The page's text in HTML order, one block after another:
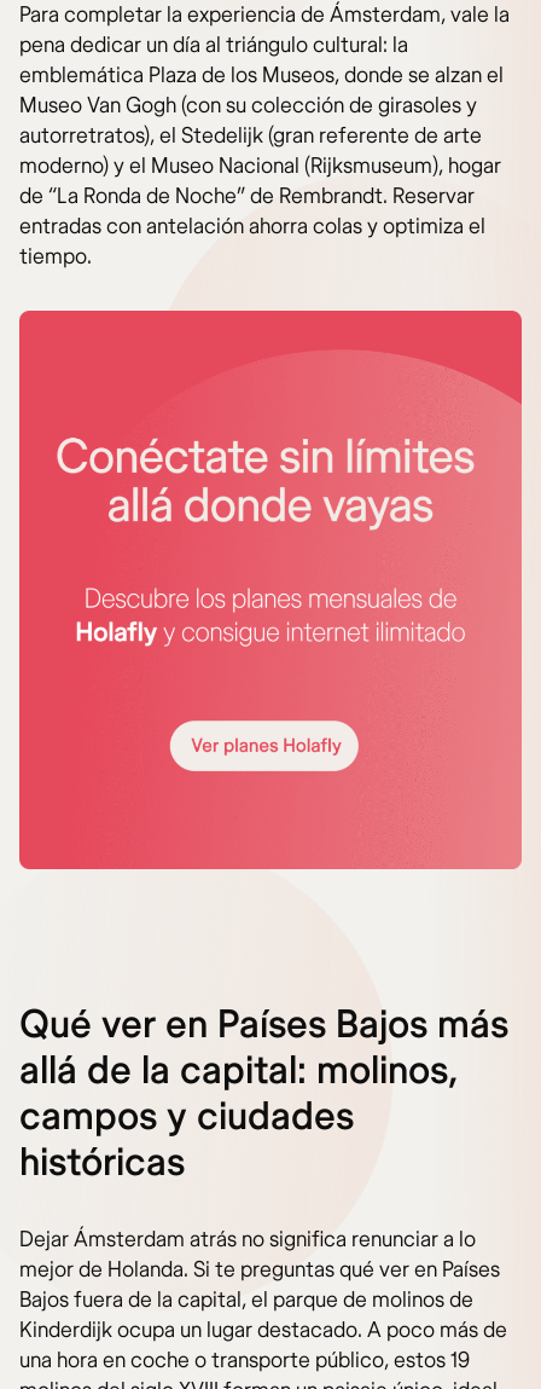
Para completar la experiencia de Ámsterdam, vale la
pena dedicar un día al triángulo cultural: la
emblemática Plaza de los Museos, donde se alzan el
Museo Van Gogh (con su colección de girasoles y
autorretratos), el Stedelijk (gran referente de arte
moderno) y el Museo Nacional (Rijksmuseum), hogar
de “La Ronda de Noche” de Rembrandt. Reservar
entradas con antelación ahorra colas y optimiza el
tiempo.
Qué ver en Países Bajos más
allá de la capital: molinos,
campos y ciudades
históricas
Dejar Ámsterdam atrás no significa renunciar a lo
mejor de Holanda. Si te preguntas qué ver en Países
Bajos fuera de la capital, el parque de molinos de
Kinderdijk ocupa un lugar destacado. A poco más de
una hora en coche o transporte público, estos 19